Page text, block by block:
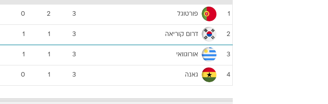
1 פורטוגל 3
2
0
2 דרום קוריאה 3
1
1
3 אורוגוואי 3
1
1
4 גאנה 3
1
0